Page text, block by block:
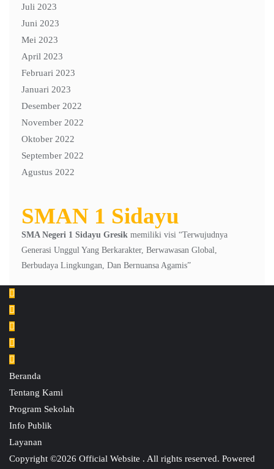
Juli 2023
Juni 2023
Mei 2023
April 2023
Februari 2023
Januari 2023
Desember 2022
November 2022
Oktober 2022
September 2022
Agustus 2022
SMAN 1 Sidayu
SMA Negeri 1 Sidayu Gresik memiliki visi “Terwujudnya
Generasi Unggul Yang Berkarakter, Berwawasan Global,
Berbudaya Lingkungan, Dan Bernuansa Agamis”
Beranda
Tentang Kami
Program Sekolah
Info Publik
Layanan
Copyright ©2026 Official Website . All rights reserved. Powered